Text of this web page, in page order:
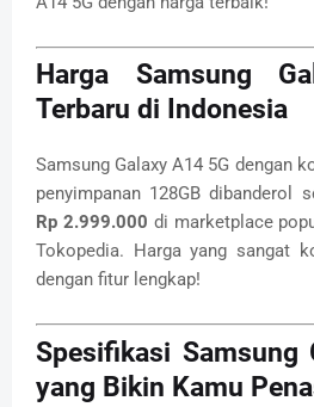
Harga Samsung
Terbaru di Indonesia
Samsung Galaxy A14 5G dengan
penyimpanan 128GB dibanderol
Rp 2.999.000 di marketplace
Tokopedia. Harga yang sangat
dengan fitur lengkap!
Spesifikasi Samsung
yang Bikin Kamu